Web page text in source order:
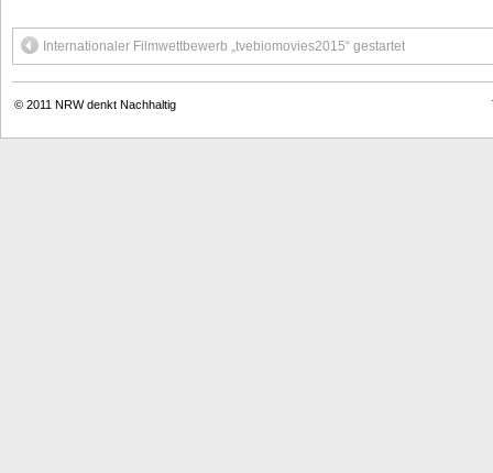
Internationaler Filmwettbewerb „tvebiomovies2015“ gestartet
© 2011 NRW denkt Nachhaltig